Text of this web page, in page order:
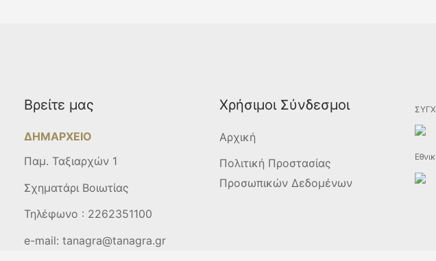
Βρείτε μας
ΔΗΜΑΡΧΕΙΟ
Παμ. Ταξιαρχών 1
Σχηματάρι Βοιωτίας
Τηλέφωνο : 2262351100
e-mail:tanagra@tanagra.gr
Χρήσιμοι Σύνδεσμοι
Αρχική
Πολιτική Προστασίας
Προσωπικών Δεδομένων